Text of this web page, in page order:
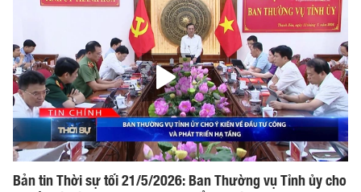
Bản tin Thời sự tối 21/5/2026: Ban Thường vụ Tỉnh ủy cho